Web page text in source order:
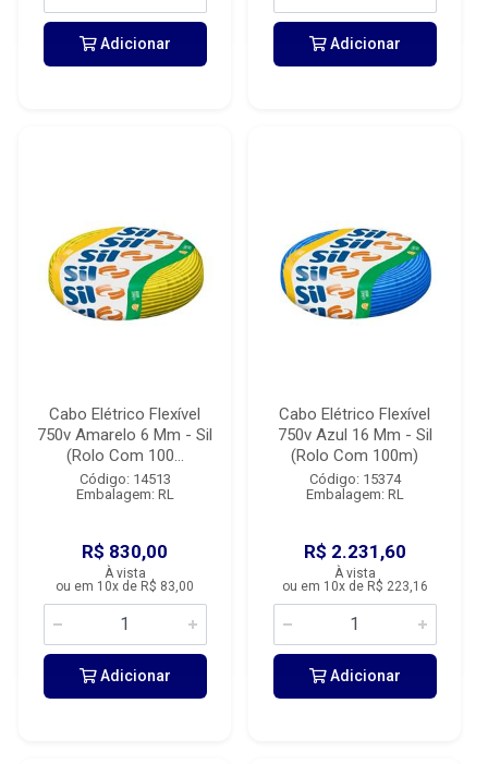
Adicionar Adicionar
Cabo Elétrico Flexível
750v Amarelo 6 Mm - Sil
(Rolo Com 100...
Código: 14513
Embalagem: RL
R$ 830,00
À vista
ou em 10x de R$ 83,00
Adicionar
Cabo Elétrico Flexível
750v Azul 16 Mm - Sil
(Rolo Com 100m)
Código: 15374
Embalagem: RL
R$ 2.231,60
À vista
ou em 10x de R$ 223,16
Adicionar